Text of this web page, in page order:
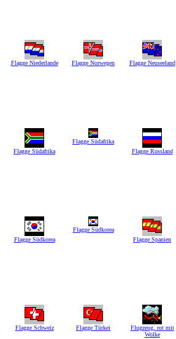
Flagge Niederlande Flagge Norwegen Flagge Neuseeland
Flagge Südafrika
Flagge Südafrika
Flagge Russland
Flagge Südkorea
Flagge Südkorea
Flagge Spanien
Flagge Schweiz Flagge Türkei
Flugzeug, rot mit
Wolke